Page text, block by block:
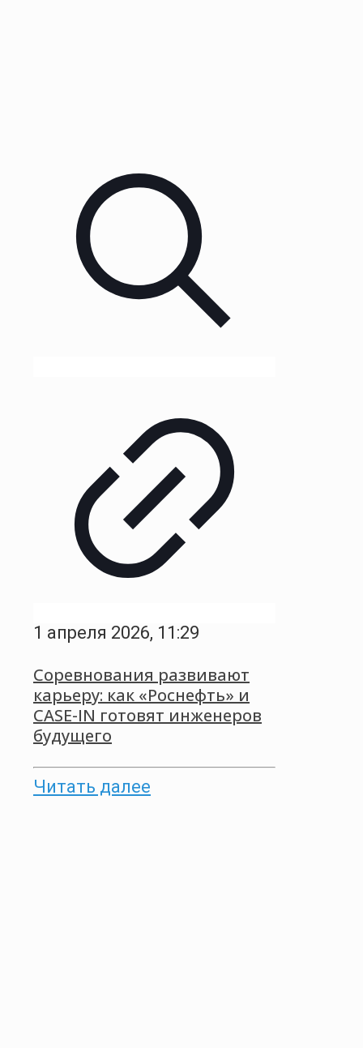
1 апреля 2026, 11:29
Соревнования развивают
карьеру: как «Роснефть» и
CASE-IN готовят инженеров
будущего
Читать далее